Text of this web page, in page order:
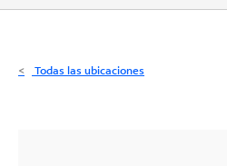
Internet
Todas las ubicaciones